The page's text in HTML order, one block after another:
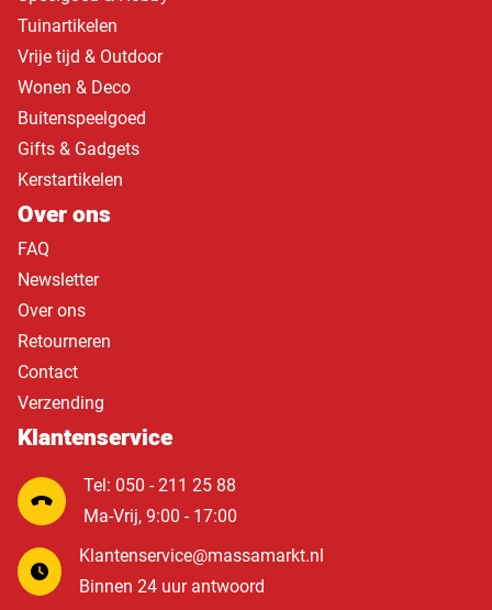
Tuinartikelen
Vrije tijd & Outdoor
Wonen & Deco
Buitenspeelgoed
Gifts & Gadgets
Kerstartikelen
Over ons
FAQ
Newsletter
Over ons
Retourneren
Contact
Verzending
Klantenservice
Tel: 050 - 211 25 88
Ma-Vrij, 9:00 - 17:00
Klantenservice@massamarkt.nl
Binnen 24 uur antwoord